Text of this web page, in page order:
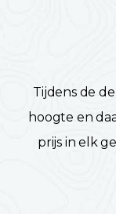
Tijdens de
hoogte en
prijs in elk